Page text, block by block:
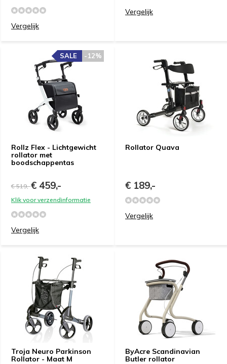
Vergelijk
Vergelijk
Rollz Flex - Lichtgewicht
rollator met
boodschappentas
-12%
SALE
€ 519,-€ 459,-
Klik voor verzendinformatie
Vergelijk
Rollator Quava
€ 189,-
Vergelijk
Troja Neuro Parkinson
Rollator - Maat M
ByAcre Scandinavian
Butler rollator